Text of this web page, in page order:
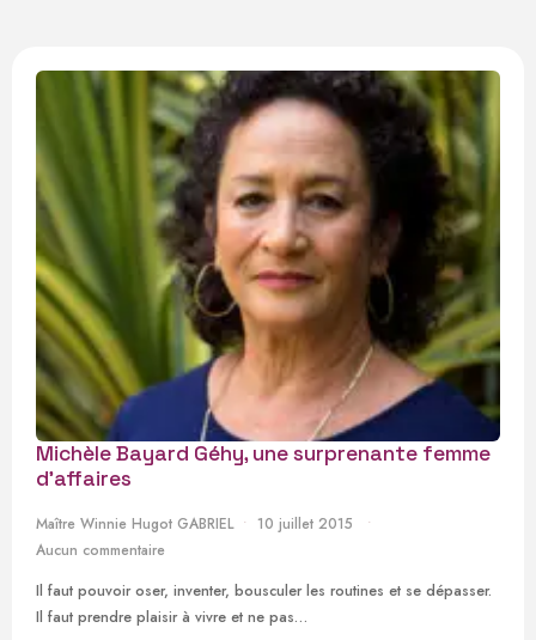
Michèle Bayard Géhy, une surprenante femme
d’affaires
Maître Winnie Hugot GABRIEL
10 juillet 2015
Aucun commentaire
Il faut pouvoir oser, inventer, bousculer les routines et se dépasser.
Il faut prendre plaisir à vivre et ne pas…